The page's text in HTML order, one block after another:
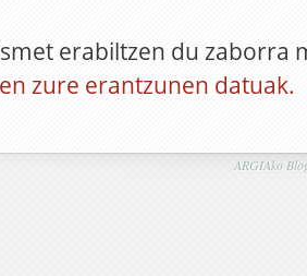
erabiltzen du zaborra
zure erantzunen datuak.
ARGIAko